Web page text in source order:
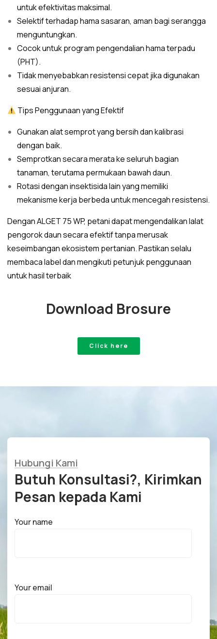
untuk efektivitas maksimal.
Selektif terhadap hama sasaran, aman bagi serangga
menguntungkan.
Cocok untuk program pengendalian hama terpadu
(PHT).
Tidak menyebabkan resistensi cepat jika digunakan
sesuai anjuran.
Tips Penggunaan yang Efektif
Gunakan alat semprot yang bersih dan kalibrasi
dengan baik.
Semprotkan secara merata ke seluruh bagian
tanaman, terutama permukaan bawah daun.
Rotasi dengan insektisida lain yang memiliki
mekanisme kerja berbeda untuk mencegah resistensi.
Dengan ALGET 75 WP, petani dapat mengendalikan lalat
pengorok daun secara efektif tanpa merusak
keseimbangan ekosistem pertanian. Pastikan selalu
membaca label dan mengikuti petunjuk penggunaan
untuk hasil terbaik
Download Brosure
Click here
Hubungi Kami
Butuh Konsultasi?, Kirimkan
Pesan kepada Kami
Your name
Your email